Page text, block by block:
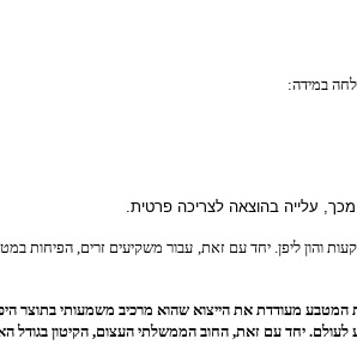
עלייה בהוצאה לצריכה פרטית.
ליפן. יחד עם זאת, עבור משקיעים זרים, הפיחות
מעודדת את הייצוא שהוא מרכיב משמעותי בתוצר
יחד עם זאת, החוב הממשלתי העצום, הקיטון בגודל